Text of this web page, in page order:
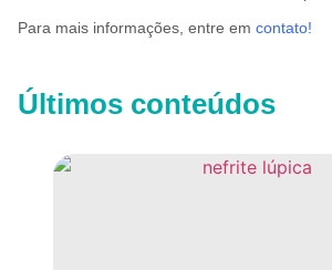
Para mais informações, entre em contato!
Últimos conteúdos